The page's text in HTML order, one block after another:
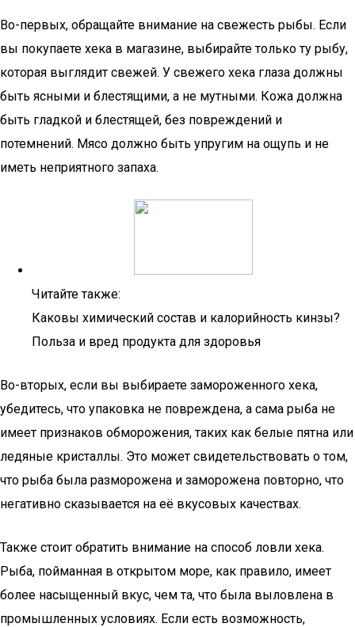
Во-первых, обращайте внимание на свежесть рыбы. Если
вы покупаете хека в магазине, выбирайте только ту рыбу,
которая выглядит свежей. У свежего хека глаза должны
быть ясными и блестящими, а не мутными. Кожа должна
быть гладкой и блестящей, без повреждений и
потемнений. Мясо должно быть упругим на ощупь и не
иметь неприятного запаха.
Читайте также:
Каковы химический состав и калорийность кинзы?
Польза и вред продукта для здоровья
Во-вторых, если вы выбираете замороженного хека,
убедитесь, что упаковка не повреждена, а сама рыба не
имеет признаков обморожения, таких как белые пятна или
ледяные кристаллы. Это может свидетельствовать о том,
что рыба была разморожена и заморожена повторно, что
негативно сказывается на её вкусовых качествах.
Также стоит обратить внимание на способ ловли хека.
Рыба, пойманная в открытом море, как правило, имеет
более насыщенный вкус, чем та, что была выловлена в
промышленных условиях. Если есть возможность,